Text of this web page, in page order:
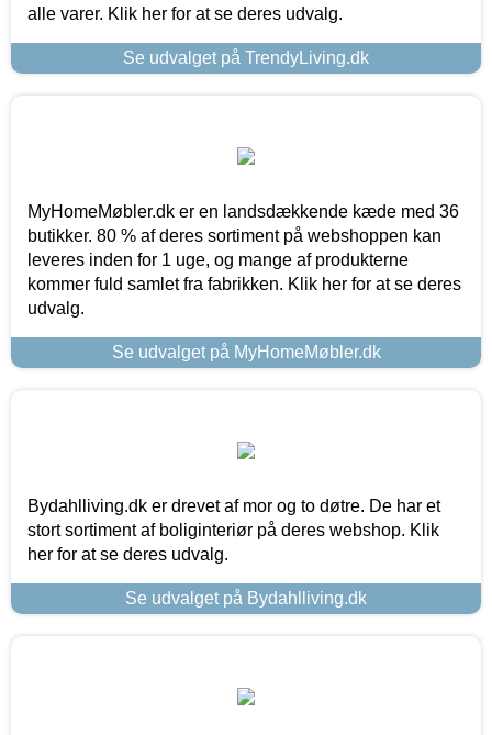
alle varer. Klik her for at se deres udvalg.
Se udvalget på TrendyLiving.dk
MyHomeMøbler.dk er en landsdækkende kæde med 36
butikker. 80 % af deres sortiment på webshoppen kan
leveres inden for 1 uge, og mange af produkterne
kommer fuld samlet fra fabrikken. Klik her for at se deres
udvalg.
Se udvalget på MyHomeMøbler.dk
Bydahlliving.dk er drevet af mor og to døtre. De har et
stort sortiment af boliginteriør på deres webshop. Klik
her for at se deres udvalg.
Se udvalget på Bydahlliving.dk